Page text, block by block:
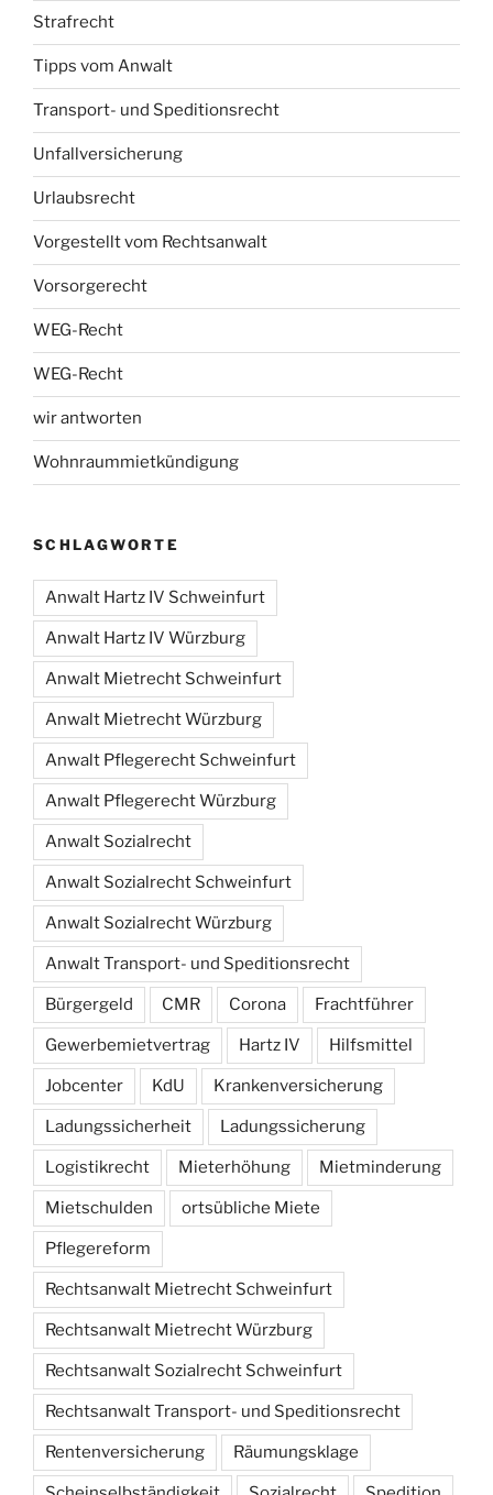
Strafrecht
Tipps vom Anwalt
Transport- und Speditionsrecht
Unfallversicherung
Urlaubsrecht
Vorgestellt vom Rechtsanwalt
Vorsorgerecht
WEG-Recht
WEG-Recht
wir antworten
Wohnraummietkündigung
SCHLAGWORTE
Anwalt Hartz IV Schweinfurt
Anwalt Hartz IV Würzburg
Anwalt Mietrecht Schweinfurt
Anwalt Mietrecht Würzburg
Anwalt Pflegerecht Schweinfurt
Anwalt Pflegerecht Würzburg
Anwalt Sozialrecht
Anwalt Sozialrecht Schweinfurt
Anwalt Sozialrecht Würzburg
Anwalt Transport- und Speditionsrecht
Bürgergeld CMR Corona Frachtführer
Gewerbemietvertrag Hartz IV Hilfsmittel
Jobcenter KdU Krankenversicherung
Ladungssicherheit Ladungssicherung
Logistikrecht Mieterhöhung Mietminderung
Mietschulden ortsübliche Miete
Pflegereform
Rechtsanwalt Mietrecht Schweinfurt
Rechtsanwalt Mietrecht Würzburg
Rechtsanwalt Sozialrecht Schweinfurt
Rechtsanwalt Transport- und Speditionsrecht
Rentenversicherung Räumungsklage